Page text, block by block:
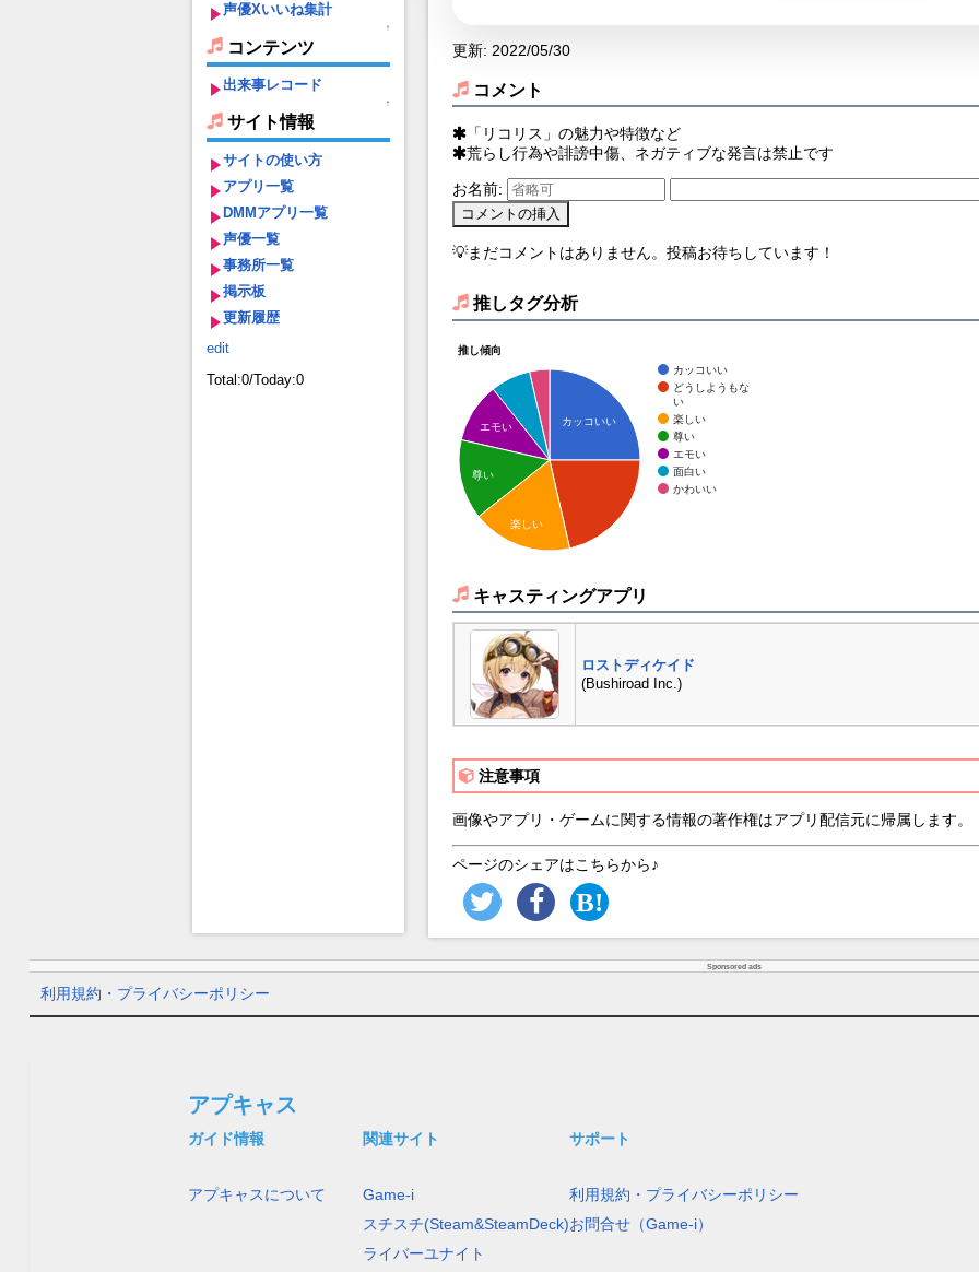
声優Xいいね集計
↑
コンテンツ
出来事レコード
↑
サイト情報
サイトの使い方
アプリ一覧
DMMアプリ一覧
声優一覧
事務所一覧
掲示板
更新履歴
edit
Total:0/Today:0
更新: 2022/05/30
コメント
「リコリス」の魅力や特徴など
荒らし行為や誹謗中傷、ネガティブな発言は禁止です
お名前:
💡まだコメントはありません。投稿お待ちしています！
推しタグ分析
推し傾向
カッコいい
どうしようもな
い
楽しい
尊い
エモい
面白い
かわいい
カッコいい
エモい
尊い
楽しい
キャスティングアプリ
ロストディケイド
(Bushiroad Inc.)
注意事項
画像やアプリ・ゲームに関する情報の著作権はアプリ配信元に帰属します。
ページのシェアはこちらから♪
Sponsored ads
利用規約・プライバシーポリシー
アプキャス
ガイド情報
アプキャスについて
関連サイト
Game-i
スチスチ(Steam&SteamDeck)
ライバーユナイト
サポート
利用規約・プライバシーポリシー
お問合せ（Game-i）